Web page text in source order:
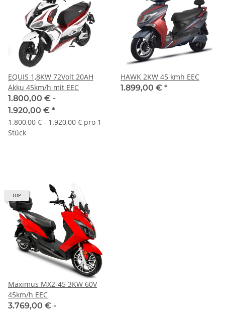
EQUIS 1,8KW 72Volt 20AH
Akku 45km/h mit EEC
1.800,00 € -
1.920,00 € *
1.800,00 € - 1.920,00 € pro 1
Stück
HAWK 2KW 45 kmh EEC
1.899,00 € *
TOP
Maximus MX2-45 3KW 60V
45km/h EEC
3.769,00 € -